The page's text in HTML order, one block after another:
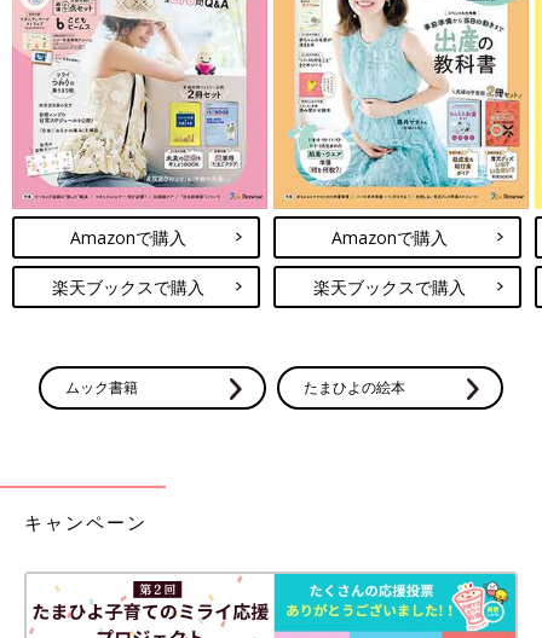
あと一品がすぐできる！ おいしい副菜 (池田書店)
Amazonで見る
Amazonで購入
楽天ブックスで購入
Amazonで購入
楽天ブックスで購入
ムック書籍 たまひよの絵本
キャンペーン